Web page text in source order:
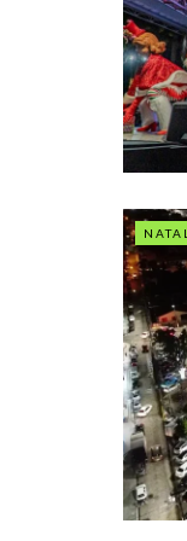
NATAL